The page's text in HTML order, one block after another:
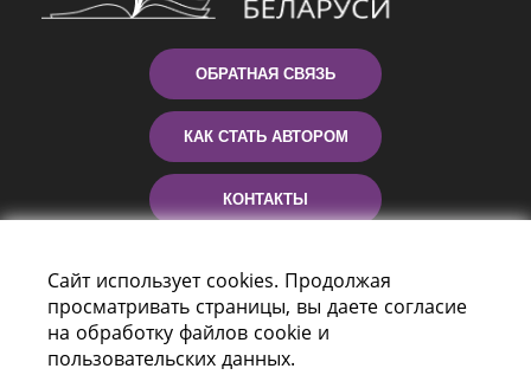
ОБРАТНАЯ СВЯЗЬ
КАК СТАТЬ АВТОРОМ
КОНТАКТЫ
Сайт использует cookies. Продолжая
просматривать страницы, вы даете согласие
на обработку файлов cookie и
пользовательских данных.